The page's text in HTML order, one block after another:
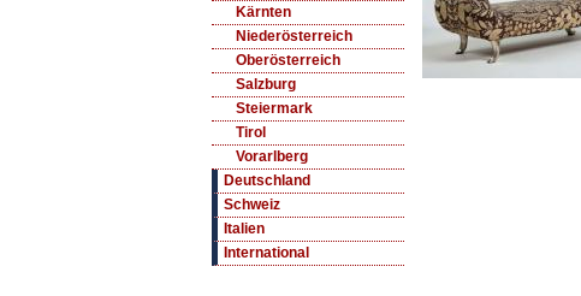
Kärnten
Niederösterreich
Oberösterreich
Salzburg
Steiermark
Tirol
Vorarlberg
Deutschland
Schweiz
Italien
International